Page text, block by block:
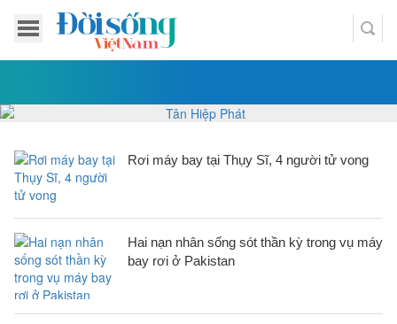
Rơi máy bay tại Thụy Sĩ, 4 người tử vong
Hai nạn nhân sống sót thần kỳ trong vụ máy
bay rơi ở Pakistan